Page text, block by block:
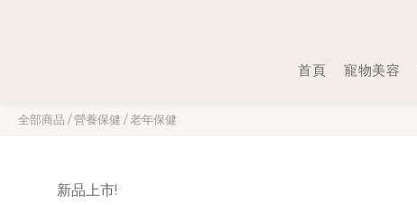
首頁 寵物美容
全部商品 /營養保健 /老年保健
新品上市!